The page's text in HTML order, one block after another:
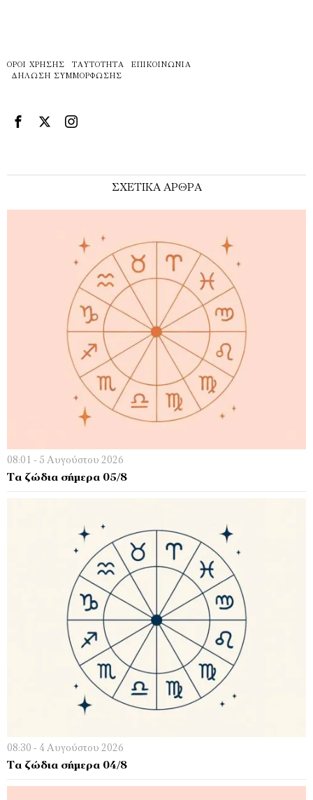
ΌΡΟΙ ΧΡΉΣΗΣ ΤΑΥΤΌΤΗΤΑ
ΕΠΙΚΟΙΝΩΝΊΑ
ΔΉΛΩΣΗ ΣΥΜΜΌΡΦΩΣΗΣ
ΣΧΕΤΙΚΑ ΑΡΘΡΑ
08:01 - 5 Αυγούστου 2026
Τα ζώδια σήμερα 05/8
08:30 - 4 Αυγούστου 2026
Τα ζώδια σήμερα 04/8